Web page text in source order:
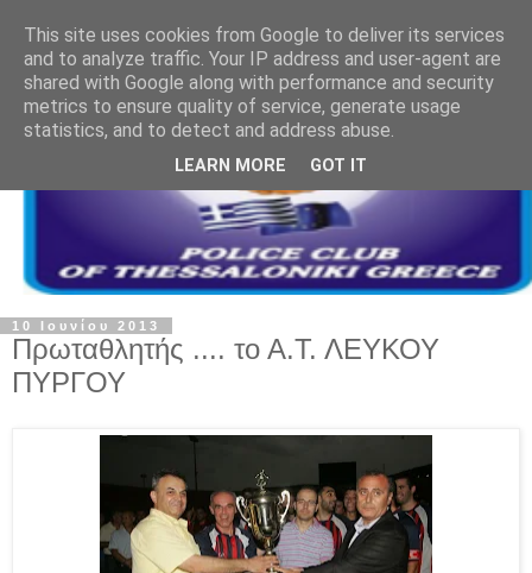
10 Ιουνίου 2013
Πρωταθλητής .... το Α.Τ. ΛΕΥΚΟΥ
ΠΥΡΓΟΥ
This site uses cookies from Google to deliver its services
and to analyze traffic. Your IP address and user-agent are
shared with Google along with performance and security
metrics to ensure quality of service, generate usage
statistics, and to detect and address abuse.
LEARN MORE GOT IT